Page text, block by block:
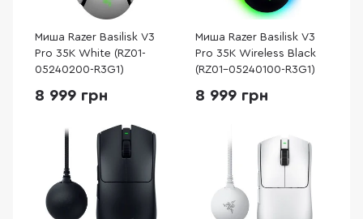
Миша Razer Basilisk V3
Pro 35K White (RZ01-
05240200-R3G1)
8 999 грн
Миша Razer Basilisk V3
Pro 35K Wireless Black
(RZ01-05240100-R3G1)
8 999 грн